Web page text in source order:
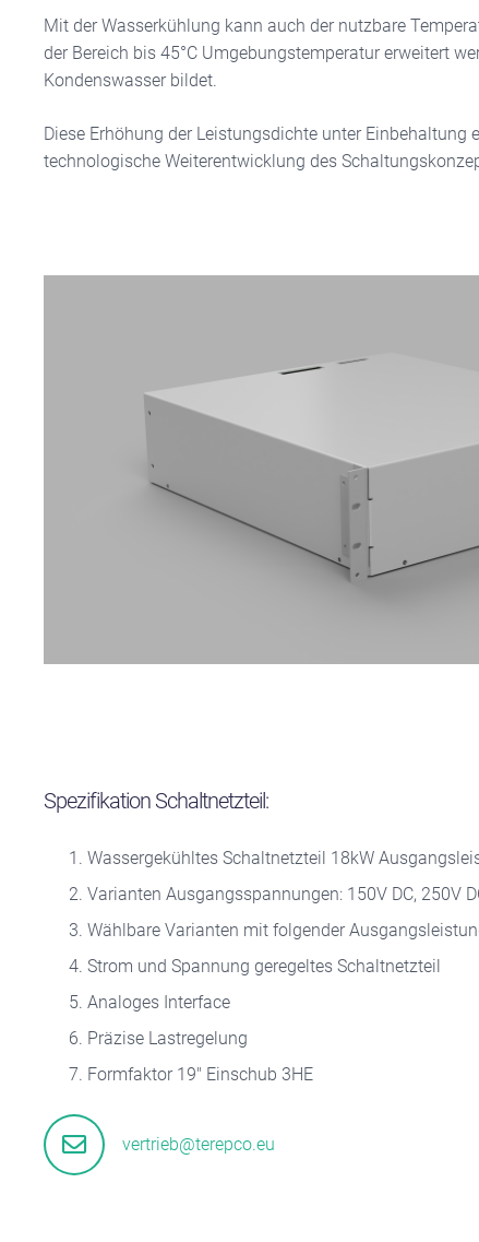
Mit der Wasserkühlung kann auch der nutzbare
der Bereich bis 45°C Umgebungstemperatur erweitert
Kondenswasser bildet.
Diese Erhöhung der Leistungsdichte unter
technologische Weiterentwicklung des
Spezifikation Schaltnetzteil:
Wassergekühltes Schaltnetzteil 18kW
Varianten Ausgangsspannungen: 150V DC, 250V
Wählbare Varianten mit folgender
Strom und Spannung geregeltes Schaltnetzteil
Analoges Interface
Präzise Lastregelung
Formfaktor 19″ Einschub 3HE
vertrieb@terepco.eu